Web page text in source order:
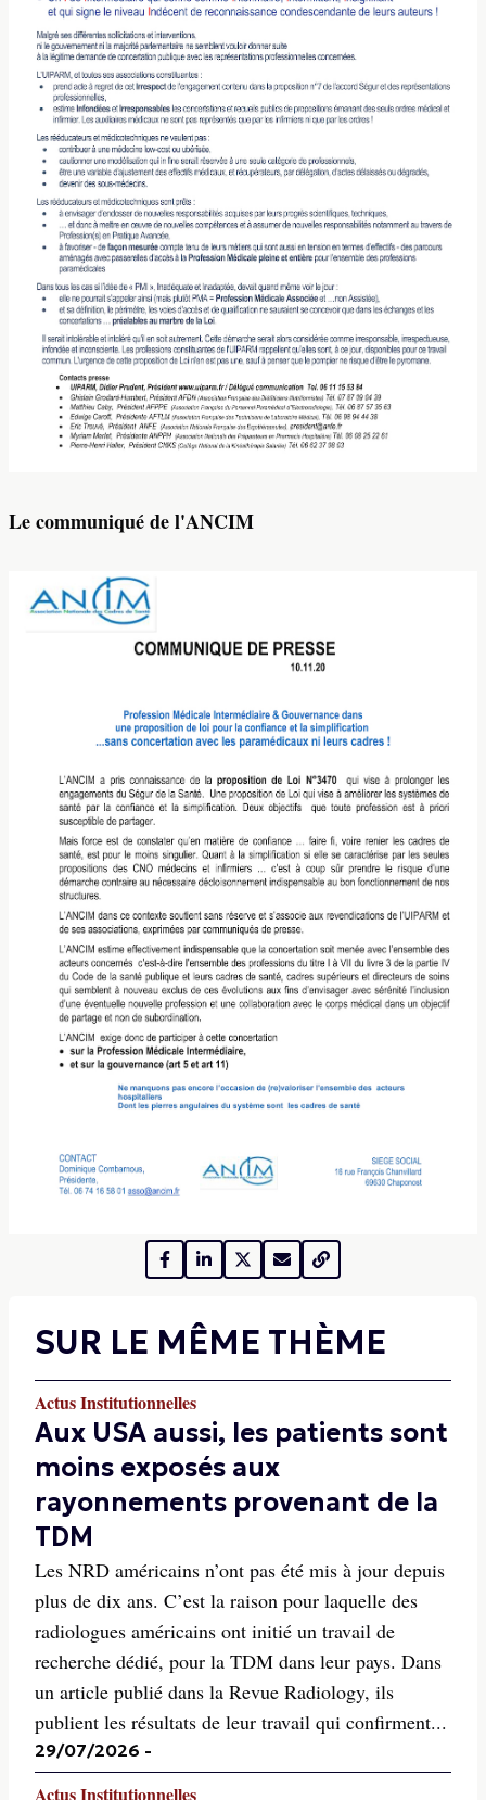
Le communiqué de l'ANCIM
SUR LE MÊME THÈME
Actus Institutionnelles
Aux USA aussi, les patients sont
moins exposés aux
rayonnements provenant de la
TDM
Les NRD américains n’ont pas été mis à jour depuis
plus de dix ans. C’est la raison pour laquelle des
radiologues américains ont initié un travail de
recherche dédié, pour la TDM dans leur pays. Dans
un article publié dans la Revue Radiology, ils
publient les résultats de leur travail qui confirment...
29/07/2026 -
Actus Institutionnelles